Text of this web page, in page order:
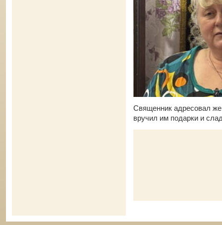
Священник адресовал
вручил им подарки и